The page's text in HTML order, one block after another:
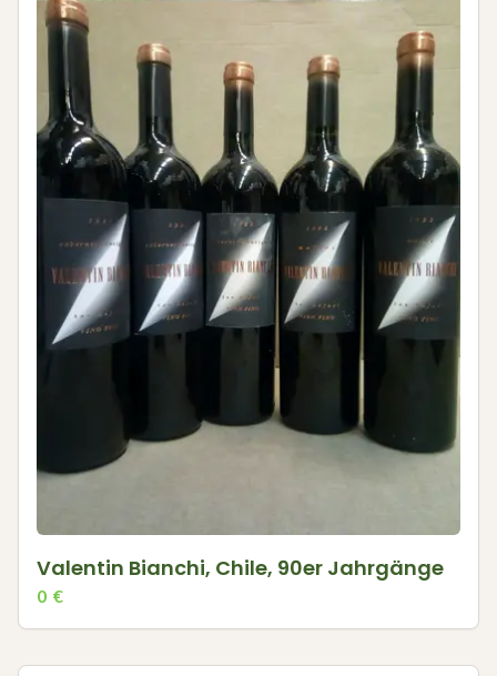
Valentin Bianchi, Chile, 90er Jahrgänge
0 €